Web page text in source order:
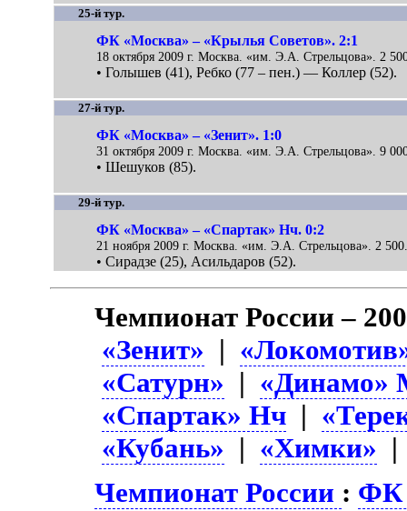
25-й тур.
ФК «Москва» – «Крылья Советов». 2:1
18 октября 2009 г. Москва. «им. Э.А. Стрельцова». 2
• Голышев (41), Ребко (77 – пен.) — Коллер (52).
27-й тур.
ФК «Москва» – «Зенит». 1:0
31 октября 2009 г. Москва. «им. Э.А. Стрельцова». 9
• Шешуков (85).
29-й тур.
ФК «Москва» – «Спартак» Нч. 0:2
21 ноября 2009 г. Москва. «им. Э.А. Стрельцова». 2
• Сирадзе (25), Асильдаров (52).
Чемпионат России –
«Зенит» |
«Сатурн» | «Динамо»
«Спартак» Нч |
«Кубань» | «Химки»
Чемпионат России : ФК